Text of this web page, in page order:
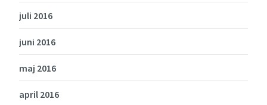
juli 2016
juni 2016
maj 2016
april 2016